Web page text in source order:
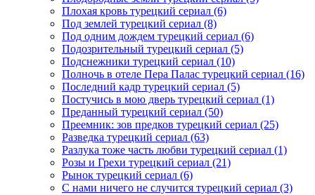
Плохая кровь турецкий сериал (6)
Под землей турецкий сериал (8)
Под одним дождем турецкий сериал (6)
Подозрительный турецкий сериал (5)
Подснежники турецкий сериал (10)
Полночь в отеле Пера Палас турецкий сериал (16)
Последний кадр турецкий сериал (5)
Постучись в мою дверь турецкий сериал (1)
Преданный турецкий сериал (50)
Преемник: зов предков турецкий сериал (25)
Разведка турецкий сериал (63)
Разлука тоже часть любви турецкий сериал (1)
Розы и Грехи турецкий сериал (21)
Рынок турецкий сериал (6)
С нами ничего не случится турецкий сериал (3)